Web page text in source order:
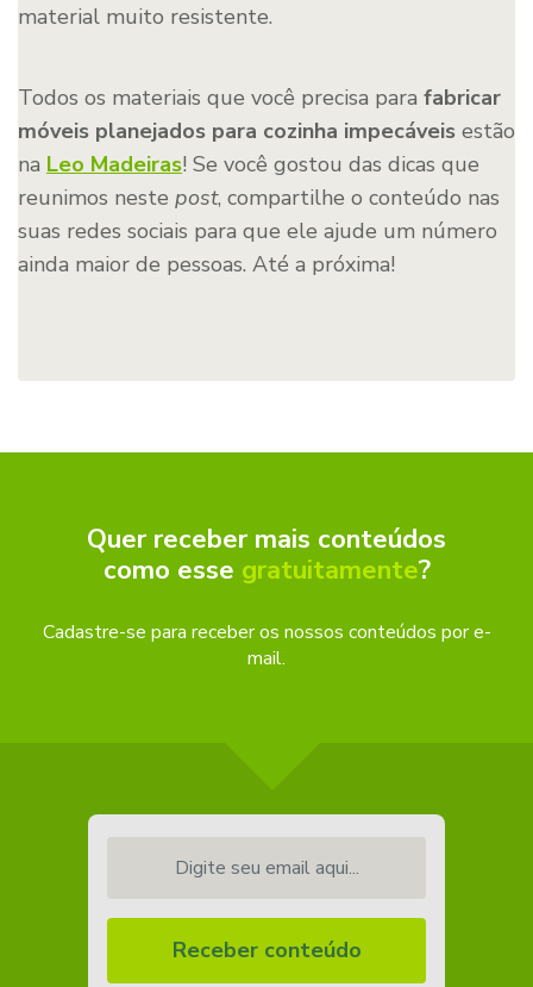
material muito resistente.
Todos os materiais que você precisa para fabricar
móveis planejados para cozinha impecáveis estão
na Leo Madeiras! Se você gostou das dicas que
reunimos neste post, compartilhe o conteúdo nas
suas redes sociais para que ele ajude um número
ainda maior de pessoas. Até a próxima!
Quer receber mais conteúdos
como esse gratuitamente?
Cadastre-se para receber os nossos conteúdos por e-
mail.
Receber conteúdo